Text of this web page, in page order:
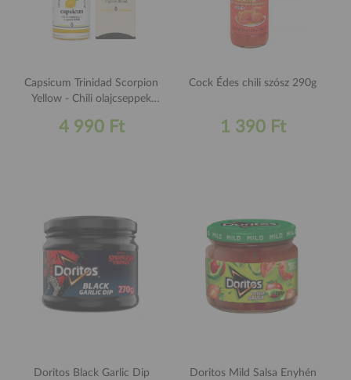
Capsicum Trinidad Scorpion
Yellow - Chili olajcseppek
4 990 Ft
Cock Édes chili szósz 290g
1 390 Ft
Doritos Black Garlic Dip
Doritos Mild Salsa Enyhén